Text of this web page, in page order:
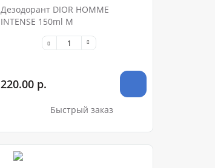
Дезодорант DIOR HOMME
INTENSE 150ml M
220.00 р.
Быстрый заказ